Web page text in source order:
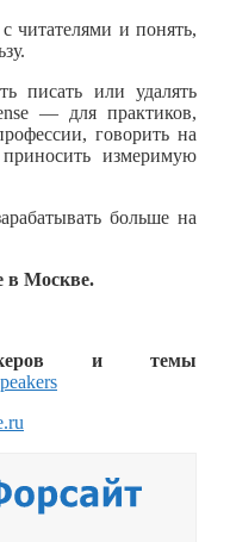
читателями и понять,
писать или удалять
— для практиков,
говорить на
измеримую
больше на
в Москве.
и темы